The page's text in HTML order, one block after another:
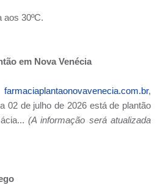
30ºC.
em Nova Venécia
farmaciaplantaonovavenecia.com.br,
02 de julho de 2026 está de plantão
(A informação será atualizada